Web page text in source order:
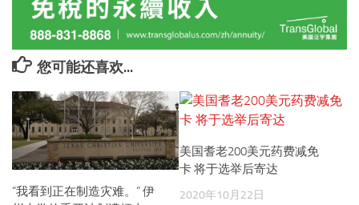
您可能还喜欢...
“我看到正在制造灾难。” 伊
美国耆老200美元药费减免
卡 将于选举后寄达
2020年10月22日